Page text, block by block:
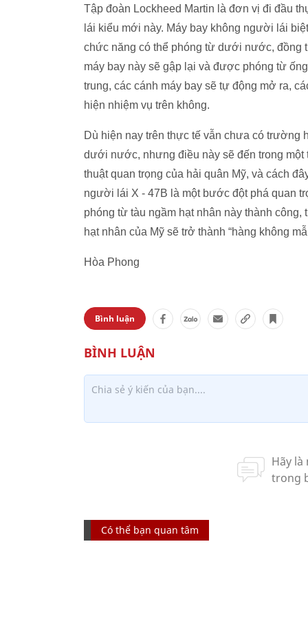
Tập đoàn Lockheed Martin là đơn vị đi đầu
lái kiểu mới này. Máy bay không người lái
chức năng có thể phóng từ dưới nước,
máy bay này sẽ gập lại và được phóng từ
trung, các cánh máy bay sẽ tự động mở ra,
hiện nhiệm vụ trên không.
Dù hiện nay trên thực tế vẫn chưa có
dưới nước, nhưng điều này sẽ đến trong
thuật quan trọng của hải quân Mỹ, và cách
người lái X - 47B là một bước đột phá quan
phóng từ tàu ngầm hạt nhân này thành
hạt nhân của Mỹ sẽ trở thành “hàng không
Hòa Phong
Bình luận
Có thể bạn quan tâm